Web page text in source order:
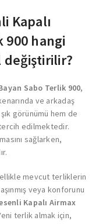
Kapalı
900 hangi
değiştirilir?
Sabo Terlik 900,
ve arkadaş
görünümü hem de
edilmektedir.
sağlarken,
mevcut terliklerin
veya konforunu
Kapalı Airmax
terlik almak için,